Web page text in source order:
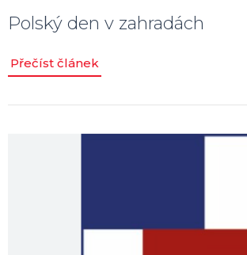
Polský den v zahradách
Přečíst článek